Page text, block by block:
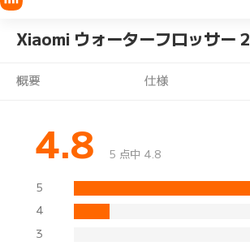
Xiaomi ウォーターフロッサー 2
概要 仕様
4.8 5 点中 4.8
5
4
3